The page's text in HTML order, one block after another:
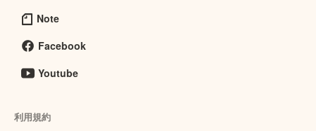
Note
Facebook
Youtube
利用規約